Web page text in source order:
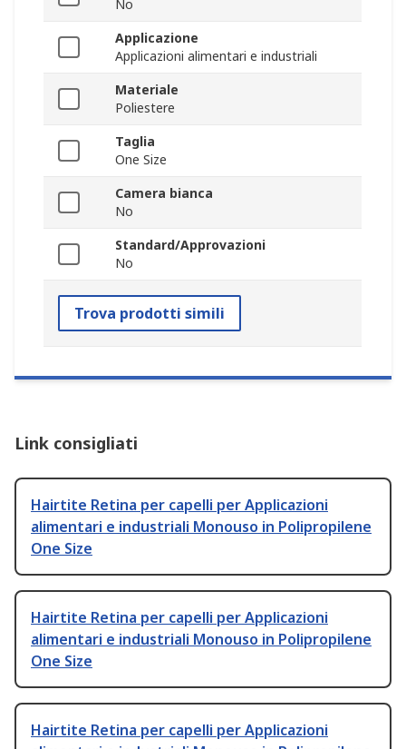
No
Applicazione
Applicazioni alimentari e industriali
Materiale
Poliestere
Taglia
One Size
Camera bianca
No
Standard/Approvazioni
No
Trova prodotti simili
Link consigliati
Hairtite Retina per capelli per Applicazioni
alimentari e industriali Monouso in Polipropilene
One Size
Hairtite Retina per capelli per Applicazioni
alimentari e industriali Monouso in Polipropilene
One Size
Hairtite Retina per capelli per Applicazioni